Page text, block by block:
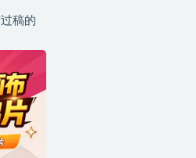
稿的